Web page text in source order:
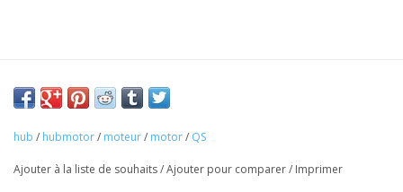
hub / hubmotor/ moteur/ motor/ QS
Ajouter à la liste de souhaits/Ajouter pour comparer/ Imprimer